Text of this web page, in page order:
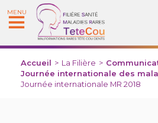
MENU
Accueil > La Filière >
Journée internationale des
Journée internationale MR 2018